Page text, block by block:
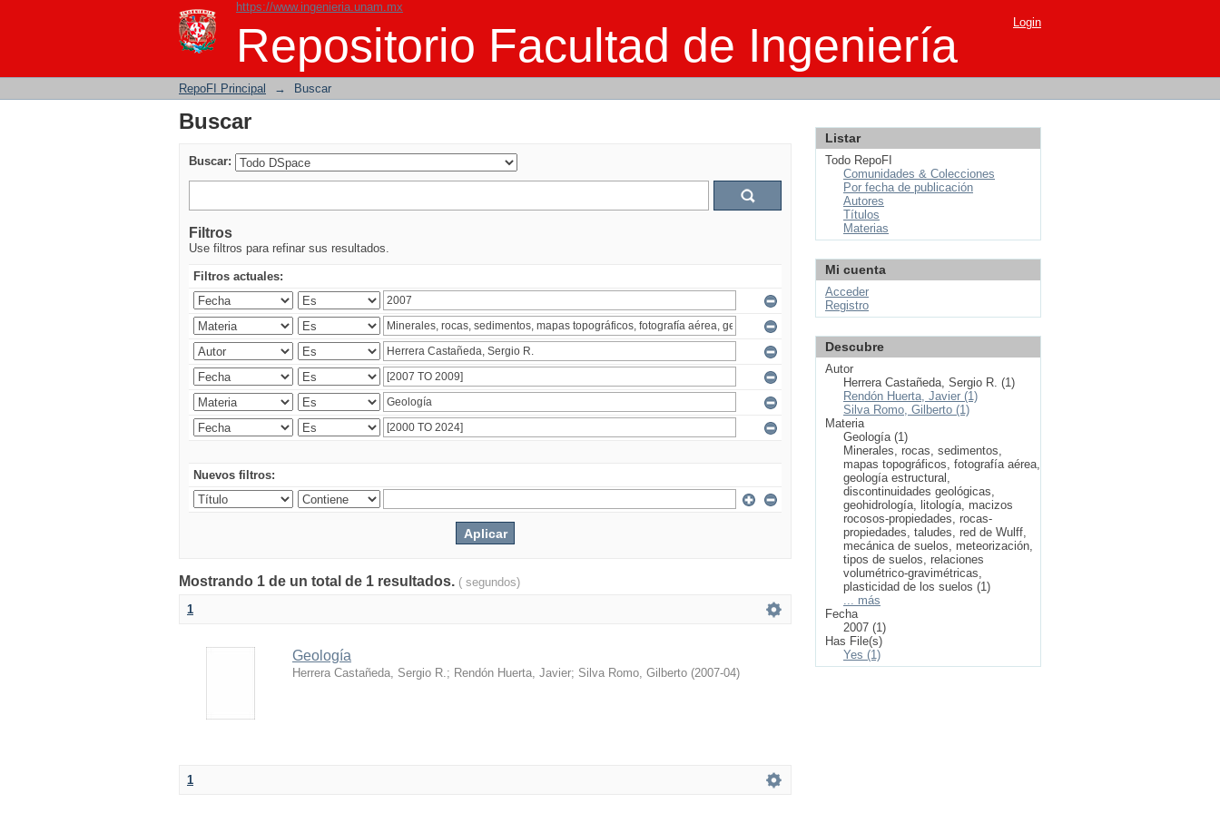
https://www.ingenieria.unam.mx
Repositorio Facultad de Ingeniería
Buscar Login
RepoFI Principal → Buscar
Buscar
Buscar:
Filtros
Use filtros para refinar sus resultados.
Filtros actuales:
Nuevos filtros:
Mostrando 1 de un total de 1 resultados. ( segundos)
1
Geología
Herrera Castañeda, Sergio R.; Rendón Huerta, Javier; Silva Romo, Gilberto (2007-04)
1
Listar
Todo RepoFI
Comunidades & Colecciones
Por fecha de publicación
Autores
Títulos
Materias
Mi cuenta
Acceder
Registro
Descubre
Autor
Herrera Castañeda, Sergio R. (1)
Rendón Huerta, Javier (1)
Silva Romo, Gilberto (1)
Materia
Geología (1)
Minerales, rocas, sedimentos,
mapas topográficos, fotografía aérea,
geología estructural,
discontinuidades geológicas,
geohidrología, litología, macizos
rocosos-propiedades, rocas-
propiedades, taludes, red de Wulff,
mecánica de suelos, meteorización,
tipos de suelos, relaciones
volumétrico-gravimétricas,
plasticidad de los suelos (1)
... más
Fecha
2007 (1)
Has File(s)
Yes (1)